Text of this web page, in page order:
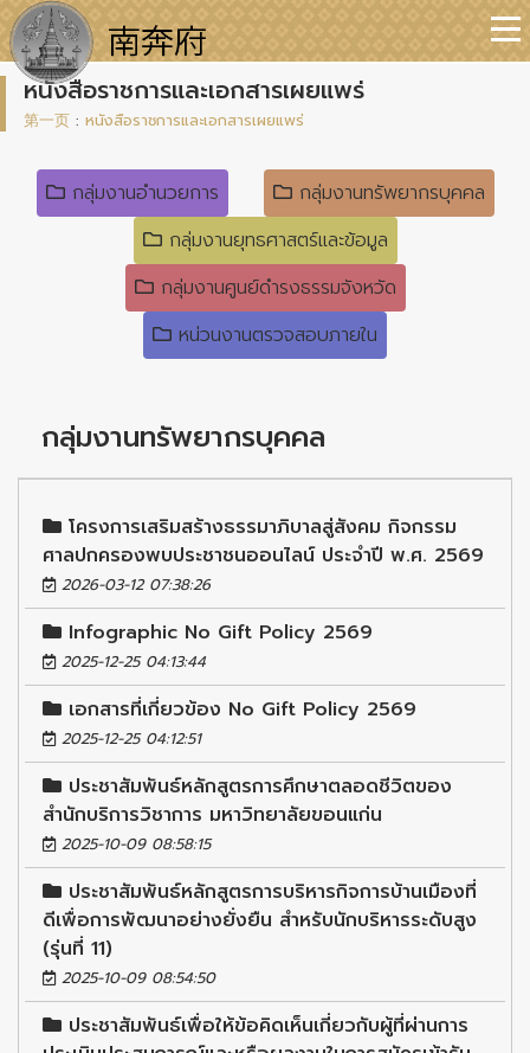
หนังสือราชการและเอกสารเผยแพร่
第一页 : หนังสือราชการและเอกสารเผยแพร่
กลุ่มงานอำนวยการ
กลุ่มงานทรัพยากรบุคคล
กลุ่มงานยุทธศาสตร์และข้อมูล
กลุ่มงานศูนย์ดำรงธรรมจังหวัด
หน่วนงานตรวจสอบภายใน
กลุ่มงานทรัพยากรบุคคล
โครงการเสริมสร้างธรรมาภิบาลสู่สังคม กิจกรรม
ศาลปกครองพบประชาชนออนไลน์ ประจำปี พ.ศ. 2569
2026-03-12 07:38:26
Infographic No Gift Policy 2569
2025-12-25 04:13:44
เอกสารที่เกี่ยวข้อง No Gift Policy 2569
2025-12-25 04:12:51
ประชาสัมพันธ์หลักสูตรการศึกษาตลอดชีวิตของ
สำนักบริการวิชาการ มหาวิทยาลัยขอนแก่น
2025-10-09 08:58:15
ประชาสัมพันธ์หลักสูตรการบริหารกิจการบ้านเมืองที่
ดีเพื่อการพัฒนาอย่างยั่งยืน สำหรับนักบริหารระดับสูง
(รุ่นที่ 11)
2025-10-09 08:54:50
ประชาสัมพันธ์เพื่อให้ข้อคิดเห็นเกี่ยวกับผู้ที่ผ่านการ